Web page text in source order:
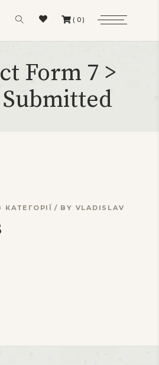
(0)
Form 7 >
КАТЕГОРІЇ BY VLADISLAV